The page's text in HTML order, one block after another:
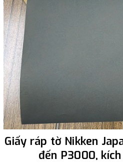
Giấy ráp tờ Nikken
đến P3000,